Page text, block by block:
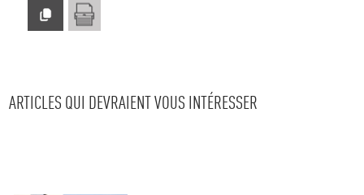
ARTICLES QUI DEVRAIENT VOUS INTÉRESSER